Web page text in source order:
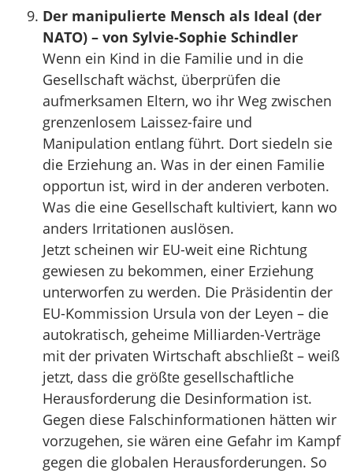
Der manipulierte Mensch als Ideal (der
NATO) – von Sylvie-Sophie Schindler
Wenn ein Kind in die Familie und in die
Gesellschaft wächst, überprüfen die
aufmerksamen Eltern, wo ihr Weg zwischen
grenzenlosem Laissez-faire und
Manipulation entlang führt. Dort siedeln sie
die Erziehung an. Was in der einen Familie
opportun ist, wird in der anderen verboten.
Was die eine Gesellschaft kultiviert, kann wo
anders Irritationen auslösen.
Jetzt scheinen wir EU-weit eine Richtung
gewiesen zu bekommen, einer Erziehung
unterworfen zu werden. Die Präsidentin der
EU-Kommission Ursula von der Leyen – die
autokratisch, geheime Milliarden-Verträge
mit der privaten Wirtschaft abschließt – weiß
jetzt, dass die größte gesellschaftliche
Herausforderung die Desinformation ist.
Gegen diese Falschinformationen hätten wir
vorzugehen, sie wären eine Gefahr im Kampf
gegen die globalen Herausforderungen. So